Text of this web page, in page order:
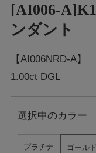
[AI006-
ンダント
【AI006NRD-A】
1.00ct DGL
選択中のカラー
プラチナ ゴール